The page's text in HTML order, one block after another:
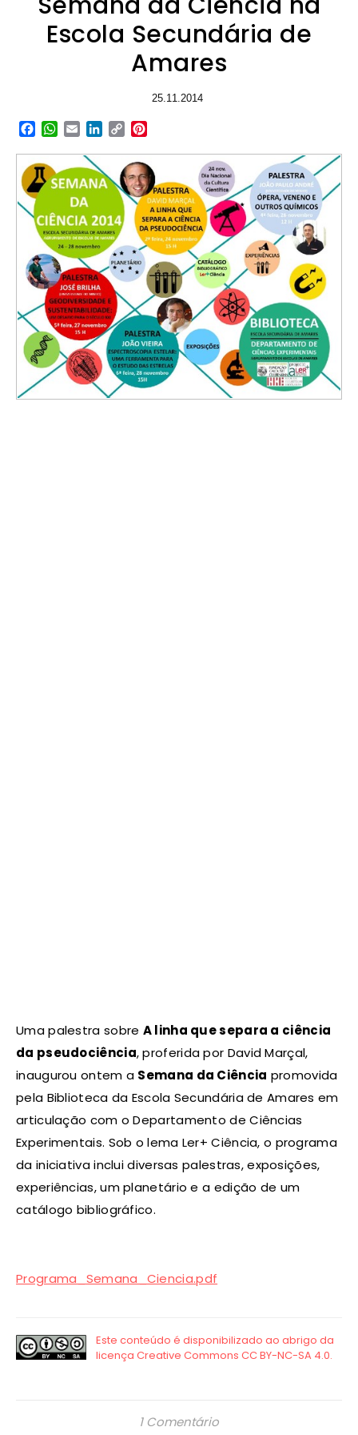
Escola Secundária de
Amares
25.11.2014
Facebook
WhatsApp
EmailLinkedIn
Copy
Uma palestra sobre A linha que separa a ciência
da pseudociência, proferida por David Marçal,
inaugurou ontem a Semana da Ciência promovida
pela Biblioteca da Escola Secundária de Amares em
articulação com o Departamento de Ciências
Experimentais. Sob o lema Ler+ Ciência, o programa
da iniciativa inclui diversas palestras, exposições,
experiências, um planetário e a edição de um
catálogo bibliográfico.
Programa_Semana_Ciencia.pdf
1 Comentário